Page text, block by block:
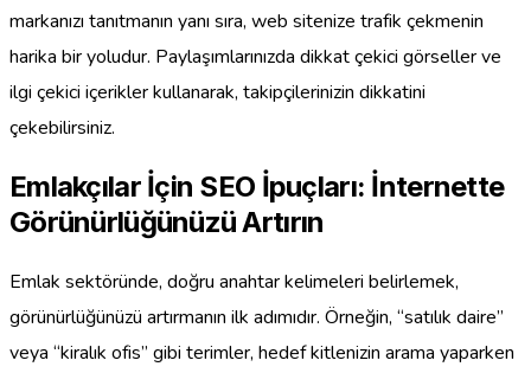
markanızı tanıtmanın yanı sıra, web sitenize trafik çekmenin
harika bir yoludur. Paylaşımlarınızda dikkat çekici görseller ve
ilgi çekici içerikler kullanarak, takipçilerinizin dikkatini
çekebilirsiniz.
Emlakçılar İçin SEO İpuçları: İnternette
Görünürlüğünüzü Artırın
Emlak sektöründe, doğru anahtar kelimeleri belirlemek,
görünürlüğünüzü artırmanın ilk adımıdır. Örneğin, “satılık daire”
veya “kiralık ofis” gibi terimler, hedef kitlenizin arama yaparken